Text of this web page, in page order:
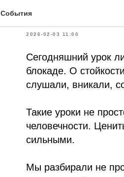
СобытияВажный
2026-02-03 11:00
Сегодняшний урок
блокаде. О
слушали, вникали,
Такие уроки не
человечности.
сильными.
Мы разбирали не